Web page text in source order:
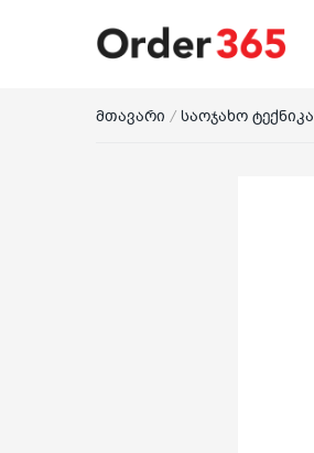
მთავარი საოჯახო ტექნიკა